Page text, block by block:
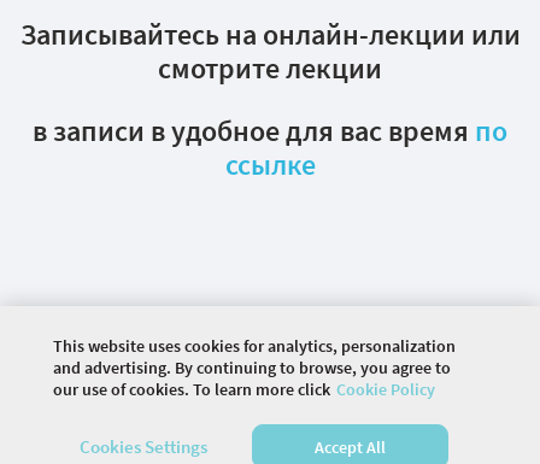
Записывайтесь на онлайн-лекции или
смотрите лекции
в записи в удобное для вас время по
ссылке
2026 COMMUNITY COMPANY. ALL RIGHTS
RESERVED.
This website uses cookies for analytics, personalization
and advertising. By continuing to browse, you agree to
our use of cookies. To learn more click Cookie Policy
Cookies Settings Accept All